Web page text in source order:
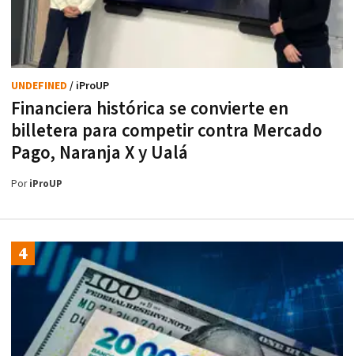
Financiera histórica se convierte en
billetera para competir contra Mercado
Pago, Naranja X y Ualá
UNDEFINED / iProUP
PoriProUP